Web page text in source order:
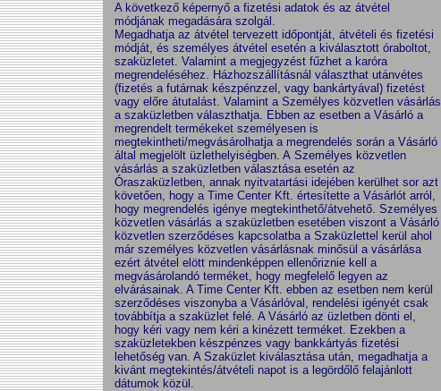
A következő képernyő a fizetési adatok és az átvétel
módjának megadására szolgál.
Megadhatja az átvétel tervezett időpontját, átvételi és fizetési
módját, és személyes átvétel esetén a kiválasztott óraboltot,
szaküzletet. Valamint a megjegyzést fűzhet a karóra
megrendeléséhez. Házhozszállításnál választhat utánvétes
(fizetés a futárnak készpénzzel, vagy bankártyával) fizetést
vagy előre átutalást. Valamint a Személyes közvetlen vásárlás
a szaküzletbenválaszthatja. Ebben az esetben aVásárló a
megrendelt termékeket személyesen is
megtekintheti/megvásárolhatja a megrendelés során a Vásárló
által megjelölt üzlethelyiségben. A Személyes közvetlen
vásárlás a szaküzletben választása esetén az
Óraszaküzletben, annak nyitvatartási idejében kerülhet sor azt
követően, hogy a Time Center Kft. értesítette a Vásárlót arról,
hogy megrendelés igénye megtekinthető/átvehető. Személyes
közvetlen vásárlás a szaküzletbenesetében viszont a Vásárló
közvetlen szerződéses kapcsolatba a Szaküzlettel kerül ahol
már személyes közvetlen vásárlásnak minősül a vásárlása
ezért átvétel elött mindenképpen ellenőriznie kell a
megvásárolandó terméket, hogy megfelelő legyen az
elvárásainak. A Time Center Kft. ebben az esetben nem kerül
szerződéses viszonyba a Vásárlóval, rendelési igényét csak
továbbítja a szaküzlet felé. A Vásárló az üzletben dönti el,
hogy kéri vagy nem kéri a kinézett terméket. Ezekben a
szaküzletekben készpénzes vagy bankkártyás fizetési
lehetőség van. A Szaküzlet kiválasztása után, megadhatja a
kivánt megtekintés/átvételi napot is a legördőlő felajánlott
dátumok közül.